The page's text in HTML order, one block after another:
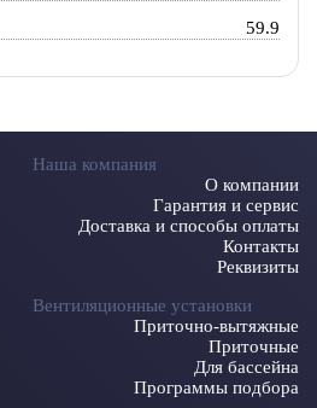
59.9
Наша компания
О компании
Гарантия и сервис
Доставка и способы оплаты
Контакты
Реквизиты
Вентиляционные установки
Приточно-вытяжные
Приточные
Для бассейна
Программы подбора